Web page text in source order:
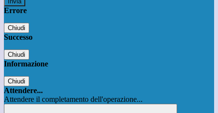
Errore
Chiudi
Successo
Chiudi
Informazione
Chiudi
Attendere...
Attendere il completamento dell'operazione...